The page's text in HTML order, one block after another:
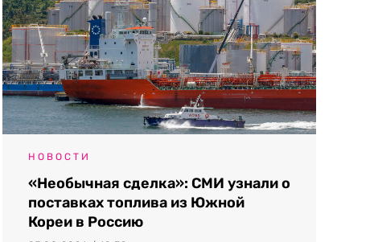
НОВОСТИ
«Необычная сделка»: СМИ узнали о
поставках топлива из Южной
Кореи в Россию